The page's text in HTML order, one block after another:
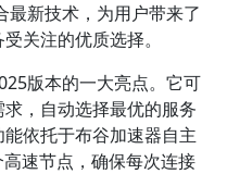
最新技术，为用户带来了
关注的优质选择。
版本的一大亮点。它可
，自动选择最优的服务
依托于布谷加速器自主
速节点，确保每次连接